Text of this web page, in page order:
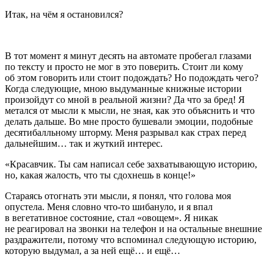
Итак, на чём я остановился?
В тот момент я минут десять на автомате пробегал глазами
по тексту и просто не мог в это поверить. Стоит ли кому
об этом говорить или стоит подождать? Но подождать чего?
Когда следующие, мною выдуманные книжные истории
произойдут со мной в реальной жизни? Да что за бред! Я
метался от мысли к мысли, не зная, как это объяснить и что
делать дальше. Во мне просто бушевали эмоции, подобные
десятибалльному шторму. Меня разрывал как страх перед
дальнейшим… так и жуткий интерес.
«Красавчик. Ты сам написал себе захватывающую историю,
но, какая жалость, что ты сдохнешь в конце!»
Стараясь отогнать эти мысли, я понял, что голова моя
опустела. Меня словно что-то шибануло, и я впал
в вегетативное состояние, стал «овощем». Я никак
не реагировал на звонки на телефон и на остальные внешние
раздражители, потому что вспоминал следующую историю,
которую выдумал, а за ней ещё… и ещё…